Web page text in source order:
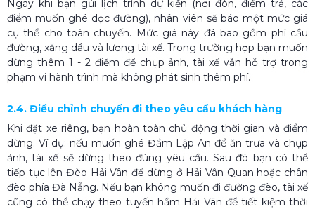
Ngay khi bạn gửi lịch trình dự kiến (nơi đón, điểm trả, các
điểm muốn ghé dọc đường), nhân viên sẽ báo một mức giá
cụ thể cho toàn chuyến. Mức giá này đã bao gồm phí cầu
đường, xăng dầu và lương tài xế. Trong trường hợp bạn muốn
dừng thêm 1 - 2 điểm để chụp ảnh, tài xế vẫn hỗ trợ trong
phạm vi hành trình mà không phát sinh thêm phí.
2.4. Điều chỉnh chuyến đi theo yêu cầu khách hàng
Khi đặt xe riêng, bạn hoàn toàn chủ động thời gian và điểm
dừng. Ví dụ: nếu muốn ghé Đầm Lập An để ăn trưa và chụp
ảnh, tài xế sẽ dừng theo đúng yêu cầu. Sau đó bạn có thể
tiếp tục lên Đèo Hải Vân để dừng ở Hải Vân Quan hoặc chân
đèo phía Đà Nẵng. Nếu bạn không muốn đi đường đèo, tài xế
cũng có thể chạy theo tuyến hầm Hải Vân để tiết kiệm thời